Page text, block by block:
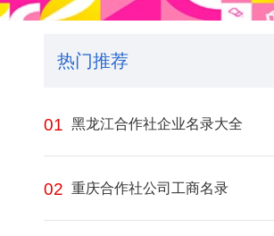
热门推荐
01 黑龙江合作社企业名录大全
02 重庆合作社公司工商名录